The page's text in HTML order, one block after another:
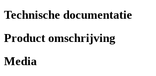
Technische documentatie
Product omschrijving
Media